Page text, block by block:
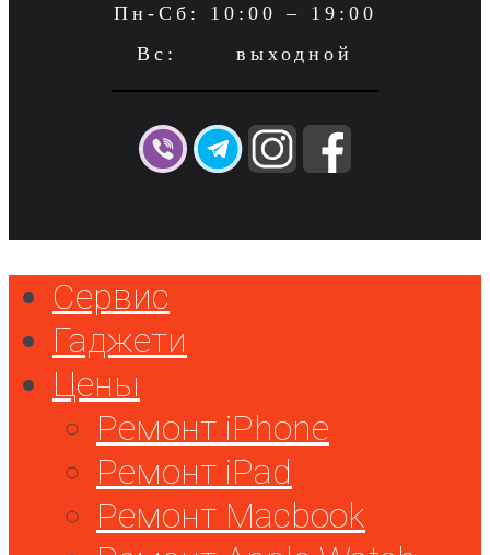
Пн-Сб: 10:00 – 19:00
Вс: выходной
Сервис
Гаджети
Цены
Ремонт iPhone
Ремонт iPad
Ремонт Macbook